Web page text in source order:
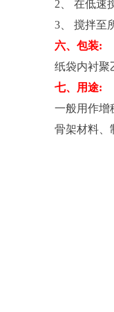
2、 在低速
3、 搅拌至
六、包装:
纸袋内衬聚
七、用途:
一般用作增
骨架材料、